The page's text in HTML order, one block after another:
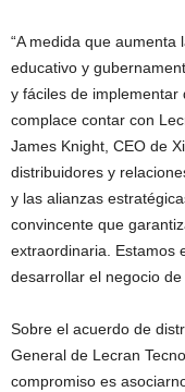
“A medida que
educativo y
y fáciles de implementar
complace contar con
James Knight, CEO de
distribuidores y
y las alianzas
convincente que
extraordinaria. Estamos
desarrollar el negocio de
Sobre el acuerdo de
General de Lecran
compromiso es